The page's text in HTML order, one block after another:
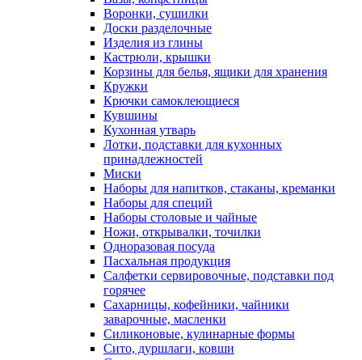
Воронки, сушилки
Доски разделочные
Изделия из глины
Кастрюли, крышки
Корзины для белья, ящики для хранения
Кружки
Крючки самоклеющиеся
Кувшины
Кухонная утварь
Лотки, подставки для кухонных
принадлежностей
Миски
Наборы для напитков, стаканы, креманки
Наборы для специй
Наборы столовые и чайные
Ножи, открывалки, точилки
Одноразовая посуда
Пасхальная продукция
Салфетки сервировочные, подставки под
горячее
Сахарницы, кофейники, чайники
заварочные, масленки
Силиконовые, кулинарные формы
Сито, дуршлаги, ковши